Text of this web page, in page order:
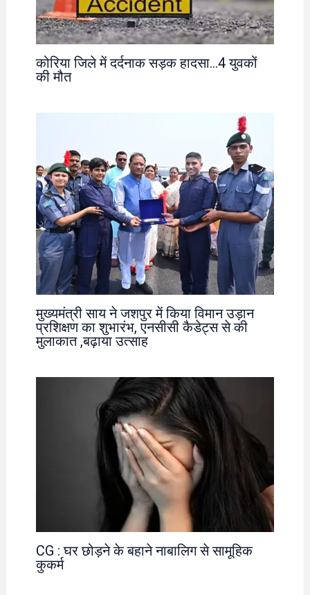
कोरिया जिले में दर्दनाक सड़क हादसा…4 युवकों
की मौत
मुख्यमंत्री साय ने जशपुर में किया विमान उड़ान
प्रशिक्षण का शुभारंभ, एनसीसी कैडेट्स से की
मुलाकात ,बढ़ाया उत्साह
CG : घर छोड़ने के बहाने नाबालिग से सामूहिक
कुकर्म